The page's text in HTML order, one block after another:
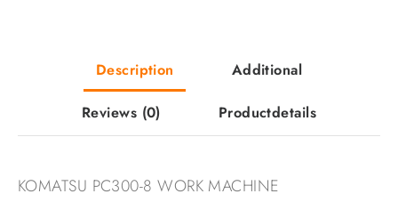
Description Additional
Reviews (0) Productdetails
KOMATSU PC300-8 WORK MACHINE